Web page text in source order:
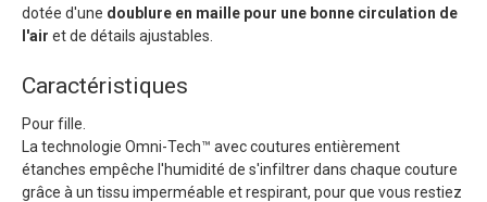
dotée d'une doublure en maille pour une bonne circulation de
l'air et de détails ajustables.
Caractéristiques
Pour fille.
La technologie Omni-Tech™ avec coutures entièrement
étanches empêche l'humidité de s'infiltrer dans chaque couture
grâce à un tissu imperméable et respirant, pour que vous restiez